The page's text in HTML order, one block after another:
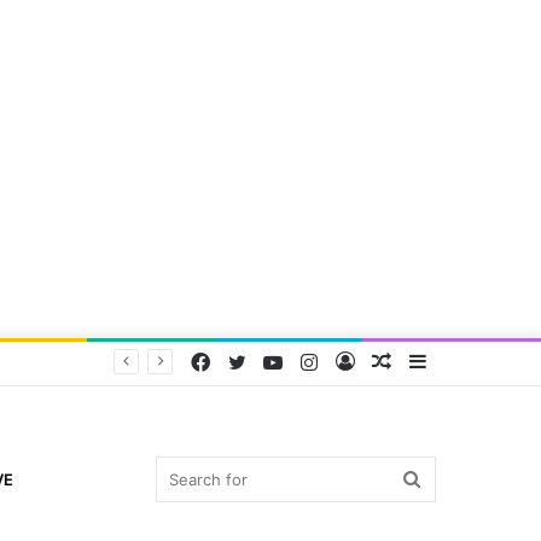
Random
Log
Instagram
YouTube
Twitter
Facebook